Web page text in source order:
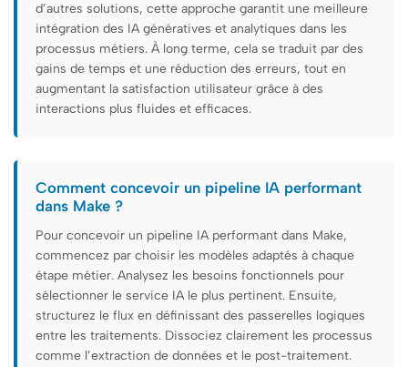
d’autres solutions, cette approche garantit une meilleure
intégration des IA génératives et analytiques dans les
processus métiers. À long terme, cela se traduit par des
gains de temps et une réduction des erreurs, tout en
augmentant la satisfaction utilisateur grâce à des
interactions plus fluides et efficaces.
Comment concevoir un pipeline IA performant
dans Make ?
Pour concevoir un pipeline IA performant dans Make,
commencez par choisir les modèles adaptés à chaque
étape métier. Analysez les besoins fonctionnels pour
sélectionner le service IA le plus pertinent. Ensuite,
structurez le flux en définissant des passerelles logiques
entre les traitements. Dissociez clairement les processus
comme l’extraction de données et le post-traitement.